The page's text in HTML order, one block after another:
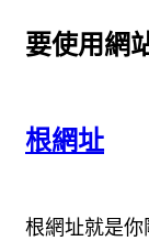
要使用網
根網址
根網址就是你